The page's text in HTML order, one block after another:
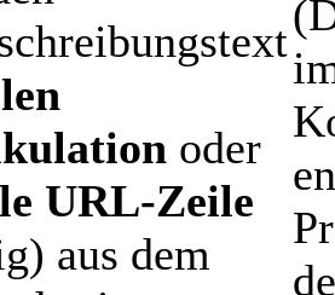
oder
URL-Zeile
aus dem